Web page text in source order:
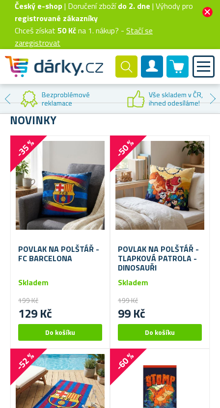
Český e-shop| Doručení zbožído 2. dne | Výhody pro
registrované zákazníky
Chceš získat 50 Kčna 1. nákup? - Stačí se
zaregistrovat
Zákaznický účet
0 produktů
Bezproblémové
reklamace
Vše skladem v ČR,
ihned odesíláme!
NOVINKY
-35 %
POVLAK NA POLŠTÁŘ -
FC BARCELONA
199 Kč
129 Kč
Skladem
-50 %
POVLAK NA POLŠTÁŘ -
TLAPKOVÁ PATROLA -
DINOSAUŘI
199 Kč
99 Kč
Skladem
-52 % -60 %